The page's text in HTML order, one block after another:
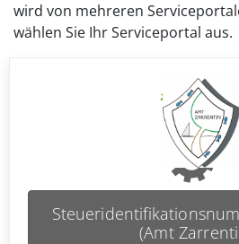
wird von mehreren
wählen Sie Ihr Serviceportal aus.
(Amt